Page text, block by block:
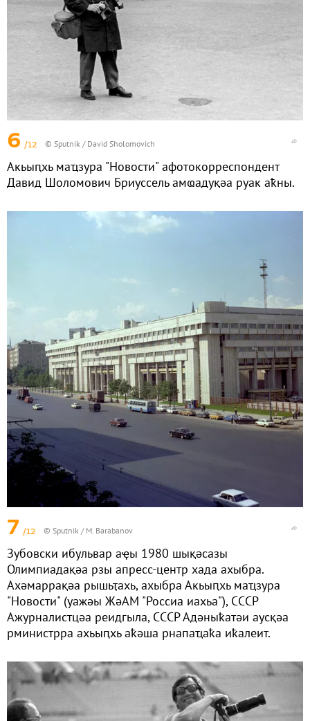
6 /12 © Sputnik / David Sholomovich
Акьыԥхь маҵзура "Новости" афотокорреспондент
Давид Шоломович Бриуссель амҩадуқәа руак аҟны.
7 /12 © Sputnik / M. Barabanov
Зубовски ибульвар аҿы 1980 шықәсазы
Олимпиадақәа рзы апресс-центр хада ахыбра.
Ахәмаррақәа рышьҭахь, ахыбра Акьыԥхь маҵзура
"Новости" (уажәы ЖәАМ "Россиа иахьа"), СССР
Ажурналистцәа реидгыла, СССР Адәныҟатәи аусқәа
рминистрра ахьыԥхь аҟәша рнапаҵаҟа иҟалеит.